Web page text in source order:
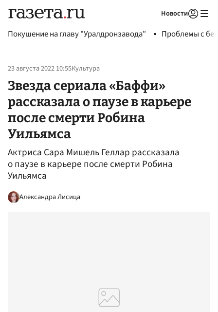
Новости
Покушение на главу "Уралдронзавода" Проблемы с
23 августа 2022 10:55Культура
Звезда сериала «Баффи»
рассказала о паузе в карьере
после смерти Робина
Уильямса
Актриса Сара Мишель Геллар рассказала
о паузе в карьере после смерти Робина
Уильямса
Александра Лисица